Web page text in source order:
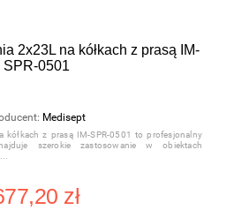
2x23L na kółkach z prasą IM-
SPR-0501
Medisept
kółkach z prasą IM-SPR-0501 to profesjonalny
szerokie zastosowanie w obiektach
zł